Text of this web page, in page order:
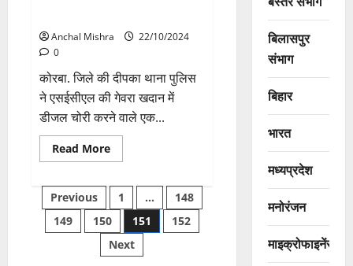
Anchal Mishra
22/10/2024
0
कोरबा. जिले की दीपका थाना पुलिस
ने एसईसीएल की गेवरा खदान में
डीजल चोरी करने वाले एक...
Read MoreRead
more
चोरी
गिरफ्तार,
जब्त
डीजल
की
कीमत
ढाई
Posts
pagination
Previous 1 …
148
149
150 151
152
Next
बिलासपुर
संभाग
बिहार
भारत
मध्यप्रदेश
मनोरंजन
माइक्रोफाइनेंस